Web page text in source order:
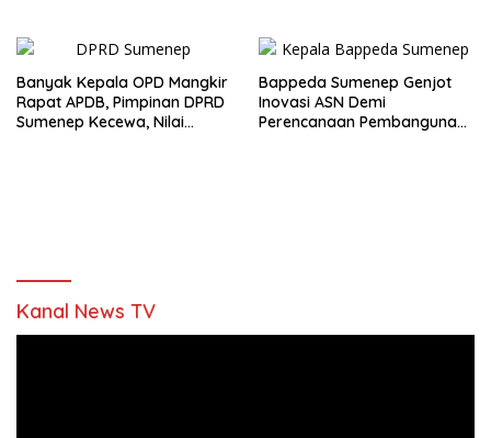
Banyak Kepala OPD Mangkir
Rapat APDB, Pimpinan DPRD
Sumenep Kecewa, Nilai
Bappeda Sumenep Genjot
Inovasi ASN Demi
Perencanaan Pembangunan
Kanal News TV